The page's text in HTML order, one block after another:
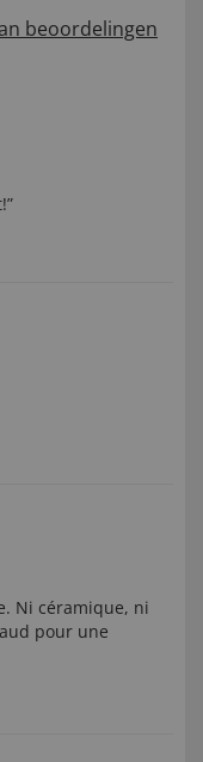
beoordelingen
Ni céramique, ni
pour une